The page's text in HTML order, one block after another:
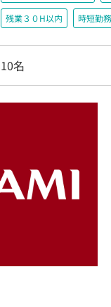
残業３０H以内 時短勤
10名